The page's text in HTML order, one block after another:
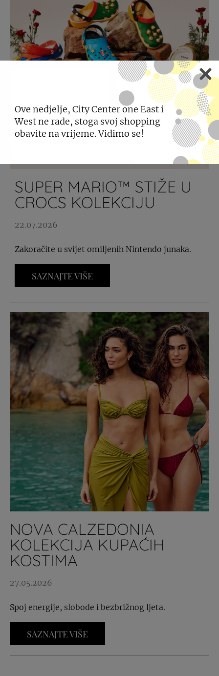
SUPER MARIO™ STIŽE U
CROCS KOLEKCIJU
22.07.2026
Zakoračite u svijet omiljenih Nintendo junaka.
SAZNAJTE VIŠE
NOVA CALZEDONIA
KOLEKCIJA KUPAĆIH
KOSTIMA
27.05.2026
Spoj energije, slobode i bezbrižnog ljeta.
SAZNAJTE VIŠE
Ove nedjelje, City Center one East i
West ne rade, stoga svoj shopping
obavite na vrijeme. Vidimo se!